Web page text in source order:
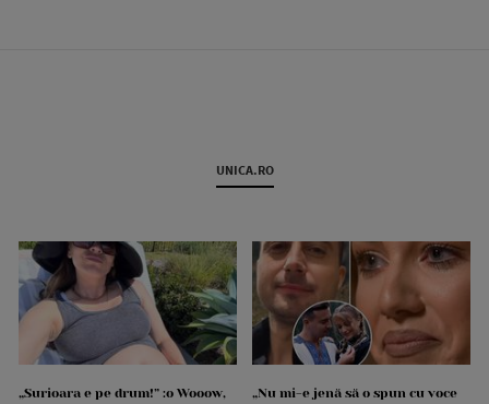
UNICA.RO
„Surioara e pe drum!” :o Wooow,
„Nu mi-e jenă să o spun cu voce